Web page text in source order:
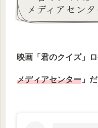
メディアセン
映画「君のクイズ」
メディアセンター 」